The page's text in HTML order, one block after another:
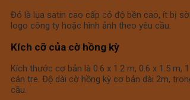
Đó là lụa satin cao cấp có độ bền cao, ít bị
logo công ty hoặc hình ảnh theo yêu cầu.
Kích cỡ của cờ hồng kỳ
Kích thước cơ bản là 0.6 x 1.2 m, 0.6 x 1.5
cán tre. Độ dài cờ hồng kỳ cơ bản dài 2m,
cầu.